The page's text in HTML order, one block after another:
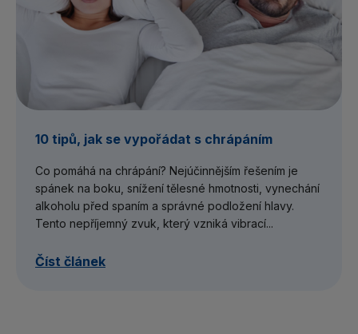
10 tipů, jak se vypořádat s chrápáním
Co pomáhá na chrápání? Nejúčinnějším řešením je
spánek na boku, snížení tělesné hmotnosti, vynechání
alkoholu před spaním a správné podložení hlavy.
Tento nepříjemný zvuk, který vzniká vibrací...
Číst článek